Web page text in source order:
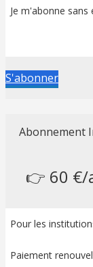
Je m'abonne
S'abonner
Abonnement
👉 60 €/
Pour les
Paiement